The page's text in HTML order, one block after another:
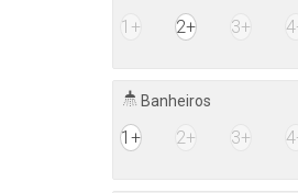
1+ 2+ 3+
Banheiros
1+ 2+ 3+